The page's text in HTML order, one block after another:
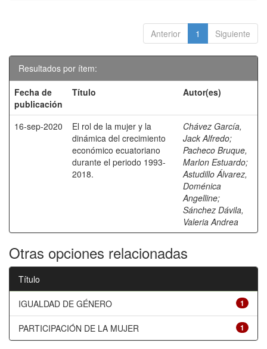
Anterior 1 Siguiente
Resultados por ítem:
Fecha de
publicación
Título Autor(es)
16-sep-2020
El rol de la mujer y la
dinámica del crecimiento
económico ecuatoriano
durante el periodo 1993-
2018.
Chávez García,
Jack Alfredo;
Pacheco Bruque,
Marlon Estuardo;
Astudillo Álvarez,
Doménica
Angelline;
Sánchez Dávila,
Valeria Andrea
Otras opciones relacionadas
Título
1
IGUALDAD DE GÉNERO
1
PARTICIPACIÓN DE LA MUJER